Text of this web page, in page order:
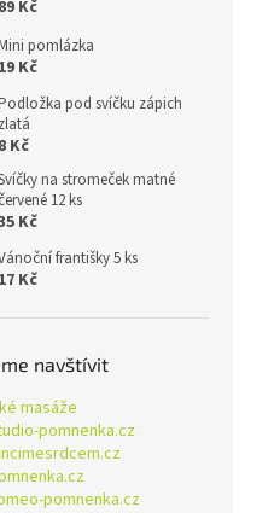
89 Kč
pomlázka
19 Kč
pod svíčku zápich
zlatá
8 Kč
na stromeček matné
červené 12 ks
Kč
františky 5 ks
17 Kč
navštívit
masáže
pomnenka.cz
pomnenka.cz